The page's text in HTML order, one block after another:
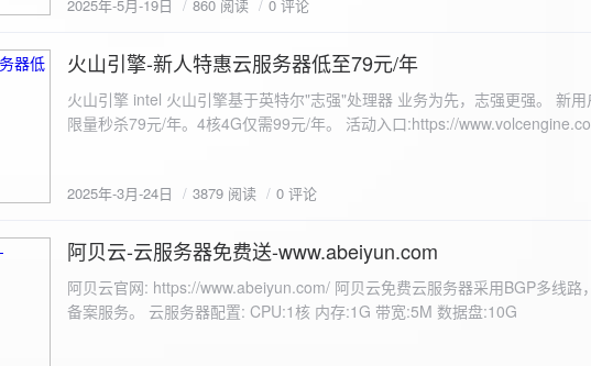
或成功的提示信息样式 */ .result.success { border-color: #28a745; background-color: #e9f7e8; }
image { margin-top: 20px; max-width: 100%; height: auto; border-radius: 4px; border: 1px solid #ddd; }
</style> </head> <body> <div class="container"> <h2>图片上传-双虹云</h2> <form id="uploadForm">
<input type="file" id="fileInput" name="file" accept="image/*" required /> <button type="submit">上传文
document.getElementById('uploadForm'); const resultDiv = document.getElementById('result'); const
e.preventDefault(); const fileInput = document.getElementById('fileInput'); const file = fileInput.files[0]; if
(!file) { resultDiv.innerHTML = '<p class="error">请先选择文件！</p>'; return; } const formData = new
FormData(); formData.append('file', file); const xhr = new XMLHttpRequest(); xhr.open('POST',
'https://api.xinyew.cn/api/360tc', true); // 监听上传进度事件 xhr.upload.onprogress = function(event) { if
2025年-5月-19日 860 阅读 0 评论
2025-3-24
火山引擎-新人特惠云服务器低至79元/年
火山引擎 intel 火山引擎基于英特尔"志强"处理器 业务为先，志强更强。 新
限量秒杀79元/年。4核4G仅需99元/年。 活动入口:https://
2025年-3月-24日 3879 阅读 0 评论
2025-3-14
阿贝云-云服务器免费送-www.abeiyun.com
阿贝云官网: https://www.abeiyun.com/ 阿贝云免费云服务器采用BGP多线路
备案服务。 云服务器配置: CPU:1核 内存:1G 带宽:5M 数据盘:10G